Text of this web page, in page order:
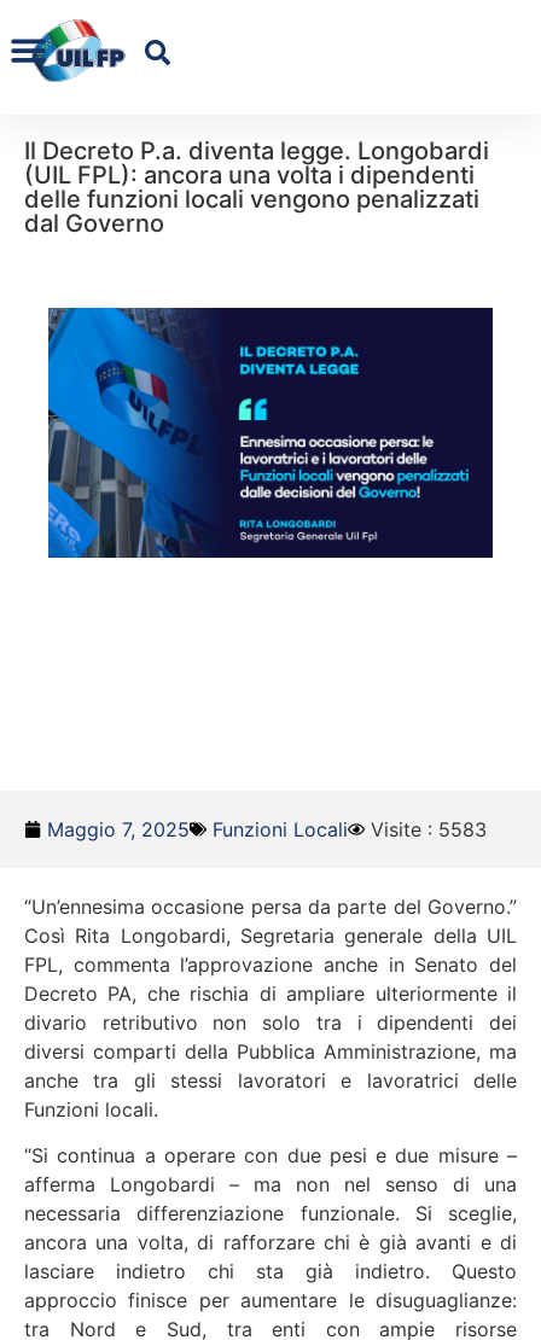
Il Decreto P.a. diventa legge. Longobardi
(UIL FPL): ancora una volta i dipendenti
delle funzioni locali vengono penalizzati
dal Governo
Maggio 7, 2025 Funzioni Locali Visite : 5583
“Un’ennesima occasione persa da parte del Governo.”
Così Rita Longobardi, Segretaria generale della UIL
FPL, commenta l’approvazione anche in Senato del
Decreto PA, che rischia di ampliare ulteriormente il
divario retributivo non solo tra i dipendenti dei
diversi comparti della Pubblica Amministrazione, ma
anche tra gli stessi lavoratori e lavoratrici delle
Funzioni locali.
“Si continua a operare con due pesi e due misure –
afferma Longobardi – ma non nel senso di una
necessaria differenziazione funzionale. Si sceglie,
ancora una volta, di rafforzare chi è già avanti e di
lasciare indietro chi sta già indietro. Questo
approccio finisce per aumentare le disuguaglianze:
tra Nord e Sud, tra enti con ampie risorse